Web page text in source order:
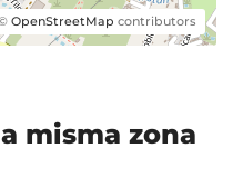
OpenStreetMap contributors
misma zona